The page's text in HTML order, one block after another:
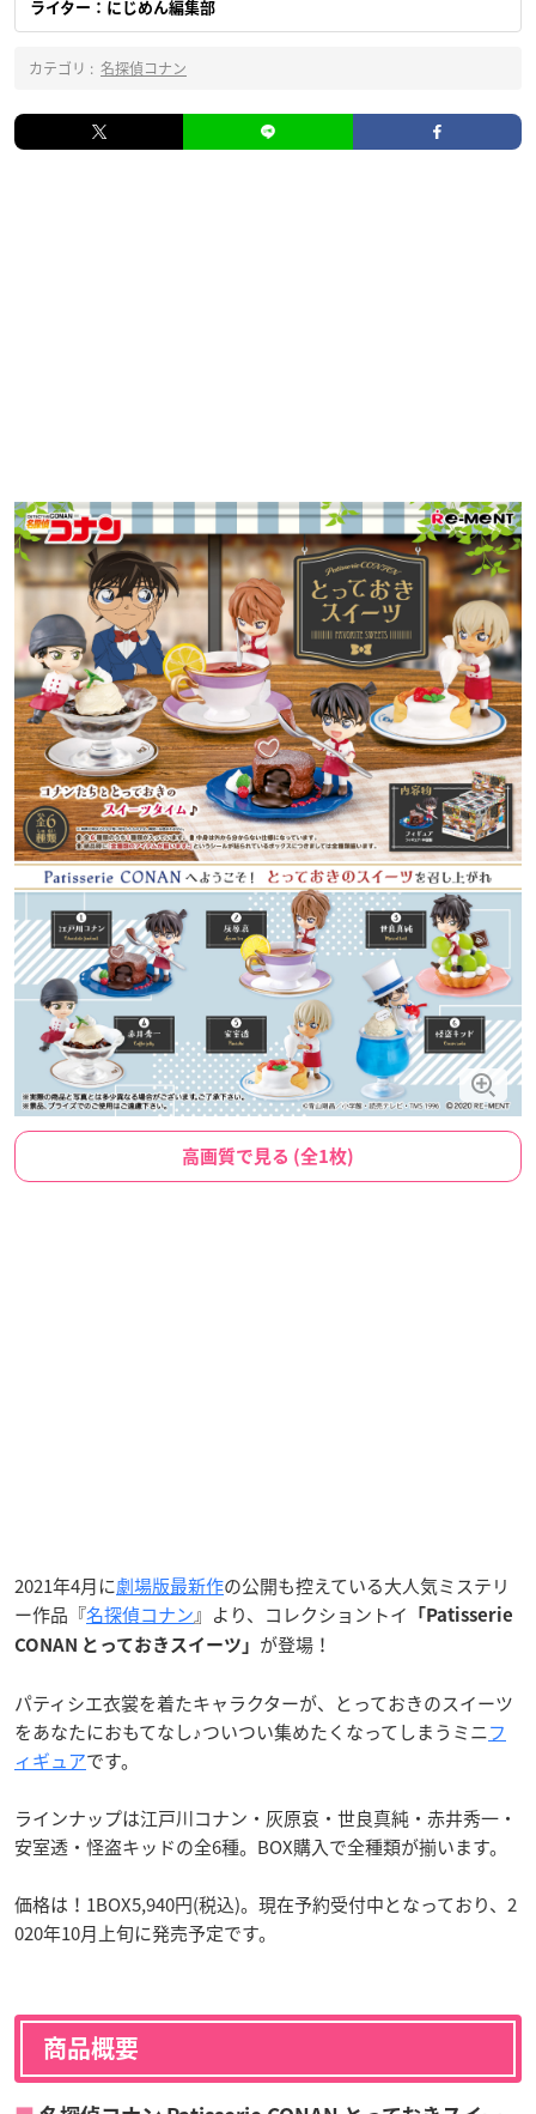
ライター：にじめん編集部
カテゴリ : 名探偵コナン
高画質で見る (全1枚)
2021年4月に劇場版最新作の公開も控えている大人気ミステリ
ー作品『名探偵コナン』より、コレクショントイ
「Patisserie
CONAN とっておきスイーツ」 が登場！
パティシエ衣裳を着たキャラクターが、とっておきのスイーツ
をあなたにおもてなし♪ついつい集めたくなってしまうミニフ
ィギュアです。
ラインナップは江戸川コナン・灰原哀・世良真純・赤井秀一・
安室透・怪盗キッドの全6種。BOX購入で全種類が揃います。
価格は！1BOX5,940円(税込)。現在予約受付中となっており、2
020年10月上旬に発売予定です。
商品概要